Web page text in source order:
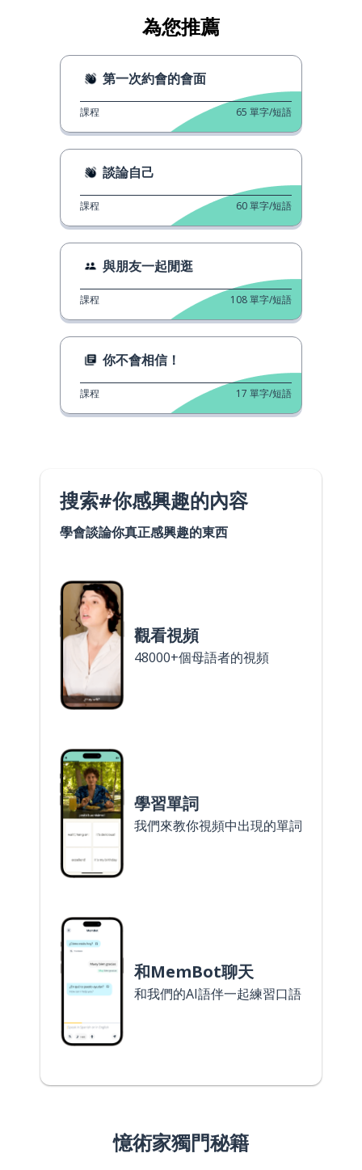
為您推薦
第一次約會的會面
課程 65 單字/短語
談論自己
課程 60單字/短語
與朋友一起閒逛
課程 108單字/短語
你不會相信！
課程 17 單字/短語
搜索#你感興趣的內容
學會談論你真正感興趣的東西
觀看視頻
48000+個母語者的視頻
學習單詞
我們來教你視頻中出現的單詞
和MemBot聊天
和我們的AI語伴一起練習口語
憶術家獨門秘籍